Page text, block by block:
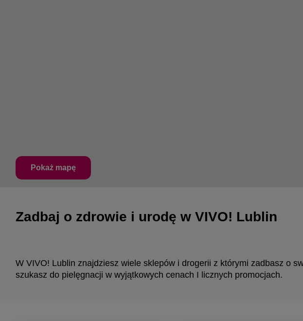
Pokaż mapę
Zadbaj o zdrowie i urodę w VIVO! Lublin
W VIVO! Lublin znajdziesz wiele sklepów i drogerii z którymi zadbasz o
szukasz do pielęgnacji w wyjątkowych cenach I licznych promocjach.